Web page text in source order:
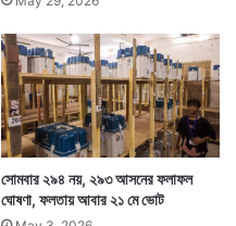
সোমবার ২৯৪ নয়, ২৯৩ আসনের ফলাফল
ঘোষণা, ফলতায় আবার ২১ মে ভোট